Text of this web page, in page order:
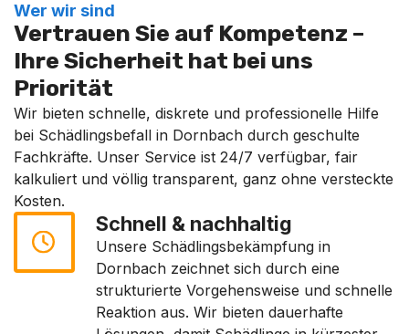
Wer wir sind
Vertrauen Sie auf Kompetenz –
Ihre Sicherheit hat bei uns
Priorität
Wir bieten schnelle, diskrete und professionelle Hilfe
bei Schädlingsbefall in Dornbach durch geschulte
Fachkräfte. Unser Service ist 24/7 verfügbar, fair
kalkuliert und völlig transparent, ganz ohne versteckte
Kosten.
Schnell & nachhaltig
Unsere Schädlingsbekämpfung in
Dornbach zeichnet sich durch eine
strukturierte Vorgehensweise und schnelle
Reaktion aus. Wir bieten dauerhafte